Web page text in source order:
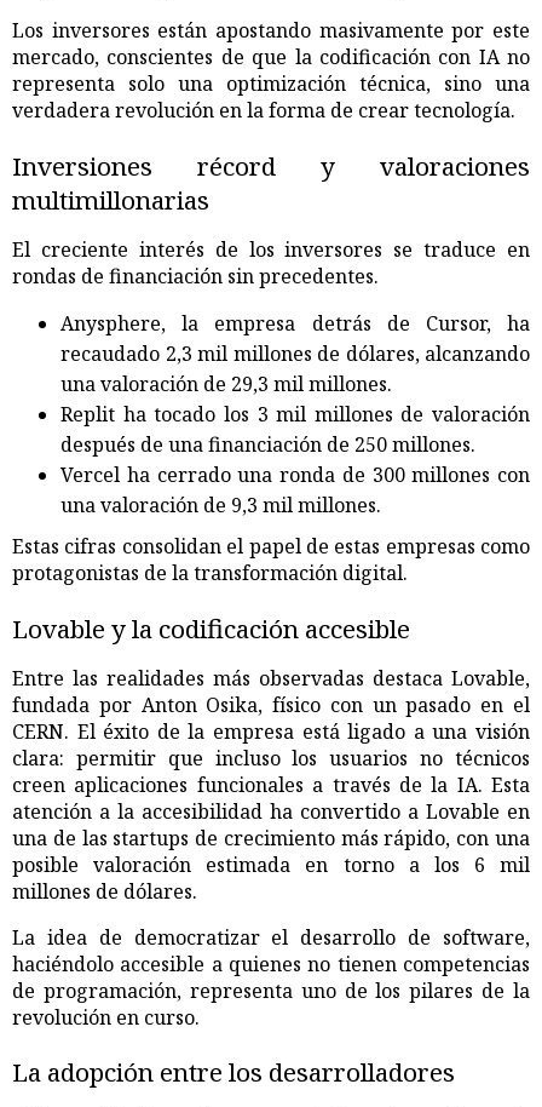
Los inversores están apostando masivamente por este
mercado, conscientes de que la codificación con IA no
representa solo una optimización técnica, sino una
verdadera revolución en la forma de crear tecnología.
Inversiones récord y valoraciones
multimillonarias
El creciente interés de los inversores se traduce en
rondas de financiación sin precedentes.
Anysphere, la empresa detrás de Cursor, ha
recaudado 2,3 mil millones de dólares, alcanzando
una valoración de 29,3 mil millones.
Replit ha tocado los 3 mil millones de valoración
después de una financiación de 250 millones.
Vercel ha cerrado una ronda de 300 millones con
una valoración de 9,3 mil millones.
Estas cifras consolidan el papel de estas empresas como
protagonistas de la transformación digital.
Lovable y la codificación accesible
Entre las realidades más observadas destaca Lovable,
fundada por Anton Osika, físico con un pasado en el
CERN. El éxito de la empresa está ligado a una visión
clara: permitir que incluso los usuarios no técnicos
creen aplicaciones funcionales a través de la IA. Esta
atención a la accesibilidad ha convertido a Lovable en
una de las startups de crecimiento más rápido, con una
posible valoración estimada en torno a los 6 mil
millones de dólares.
La idea de democratizar el desarrollo de software,
haciéndolo accesible a quienes no tienen competencias
de programación, representa uno de los pilares de la
revolución en curso.
La adopción entre los desarrolladores